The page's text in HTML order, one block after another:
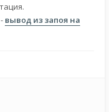
вывод из запоя на